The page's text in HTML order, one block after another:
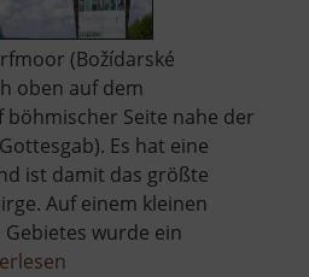
(Božídarské
oben auf dem
böhmischer Seite nahe der
Es hat eine
ist damit das größte
Auf einem kleinen
wurde ein